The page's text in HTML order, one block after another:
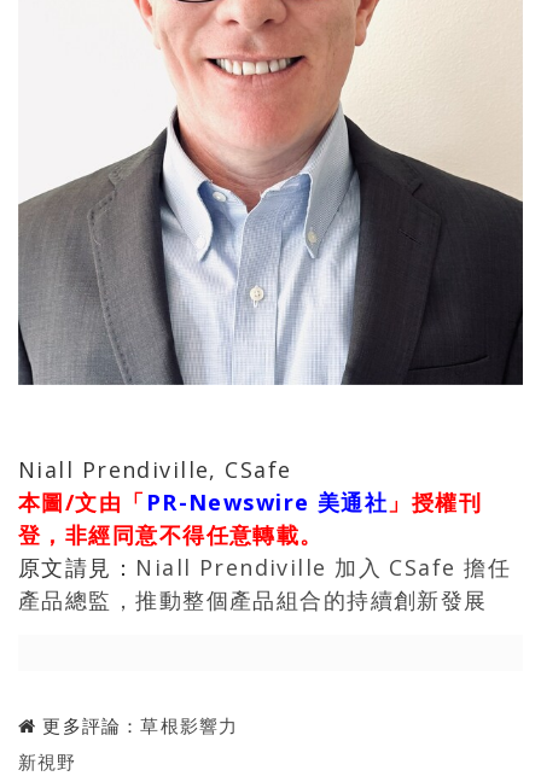
Niall Prendiville, CSafe
本圖/文由「 PR-Newswire 美通社 」授權刊
登，非經同意不得任意轉載。
原文請見： Niall Prendiville 加入 CSafe 擔任
產品總監，推動整個產品組合的持續創新發展
更多評論：草根影響力
新視野